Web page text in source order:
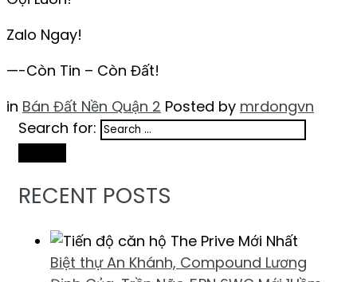
Zalo Ngay!
—-Còn Tin – Còn Đất!
in Bán Đất Nền Quận 2 Posted by mrdongvn
Search for:
RECENT POSTS
Biệt thự An Khánh, Compound Lương